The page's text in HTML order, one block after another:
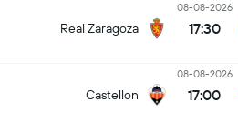
Real Zaragoza
08-08-2026
17:30
Castellon
08-08-2026
17:00